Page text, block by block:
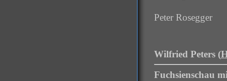
Peter Rosegger
Wilfried Peters (
Fuchsienschau